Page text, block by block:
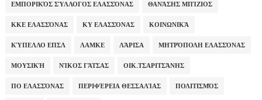
ΕΜΠΟΡΙΚΌΣ ΣΎΛΛΟΓΟΣ ΕΛΑΣΣΌΝΑΣ ΘΑΝΆΣΗΣ ΜΠΊΖΙΟΣ
ΚΚΕ ΕΛΑΣΣΌΝΑΣ ΚΥ ΕΛΑΣΣΌΝΑΣ ΚΟΙΝΩΝΙΚΆ
ΚΎΠΕΛΛΟ ΕΠΣΛ ΛΑΜΚΕ ΛΆΡΙΣΑ ΜΗΤΡΌΠΟΛΗ ΕΛΑΣΣΌΝΑΣ
ΜΟΥΣΙΚΉ ΝΊΚΟΣ ΓΆΤΣΑΣ ΟΙΚ.ΤΣΑΡΙΤΣΆΝΗΣ
ΠΟ ΕΛΑΣΣΌΝΑΣ ΠΕΡΙΦΈΡΕΙΑ ΘΕΣΣΑΛΊΑΣ ΠΟΛΙΤΙΣΜΌΣ